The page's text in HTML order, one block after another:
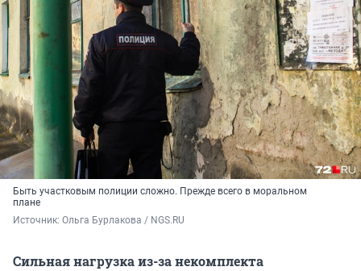
Быть участковым полиции сложно. Прежде всего в моральном
плане
Источник: Ольга Бурлакова / NGS.RU
Сильная нагрузка из-за некомплекта